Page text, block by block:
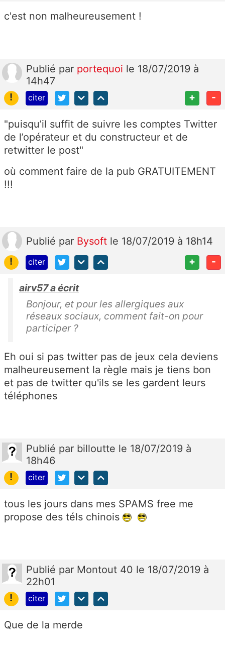
c'est non malheureusement !
Publié par portequoi le 18/07/2019 à
14h47
!
citer + -
"puisqu’il suffit de suivre les comptes Twitter
de l’opérateur et du constructeur et de
retwitter le post"
où comment faire de la pub GRATUITEMENT
!!!
Publié par Bysoft le 18/07/2019 à 18h14
!
citer + -
airv57 a écrit
Bonjour, et pour les allergiques aux
réseaux sociaux, comment fait-on pour
participer ?
Eh oui si pas twitter pas de jeux cela deviens
malheureusement la règle mais je tiens bon
et pas de twitter qu'ils se les gardent leurs
téléphones
Publié par billoutte le 18/07/2019 à
18h46
!
citer
tous les jours dans mes SPAMS free me
propose des téls chinois
Publié par Montout 40 le 18/07/2019 à
22h01
!
citer
Que de la merde